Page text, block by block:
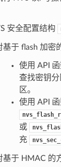
安全配置结构
基于 flash 加密
使用 API
查找密钥
区。
使用 API
或
充
基于 HMAC 的